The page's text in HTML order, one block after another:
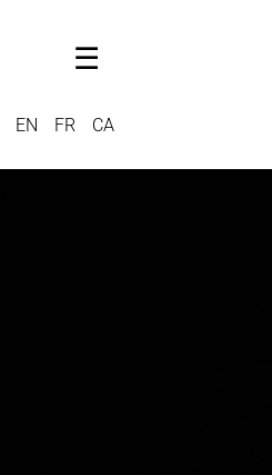
☰
EN FR CA